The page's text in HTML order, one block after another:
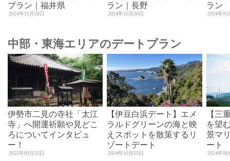
プラン｜福井県
2024年11月29日
ラン｜長野
2024年10月30日
ラン
2024年10
中部・東海エリアのデートプラン
伊勢市二見の寺社「太江
寺」へ開運祈願や見どこ
ろについてインタビュ
ー！
2025年03月25日
【伊豆白浜デート】エメ
ラルドグリーンの海と映
えスポットを散策するリ
ゾートデート
2024年10月25日
【三
を望
景マ
ート
2024年09